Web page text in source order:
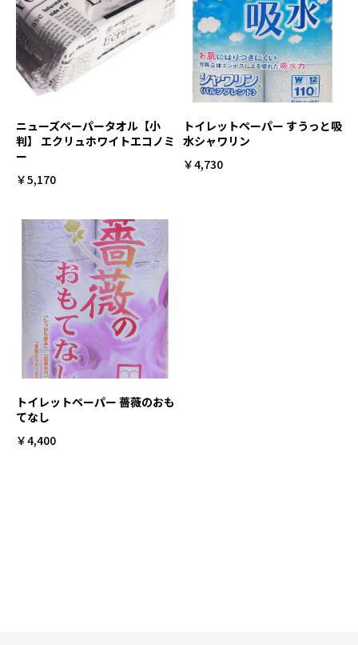
ニューズペーパータオル【小
判】 エクリュホワイトエコノミ
ー
￥5,170
トイレットペーパー すうっと吸
水シャワリン
￥4,730
トイレットペーパー 薔薇のおも
てなし
￥4,400